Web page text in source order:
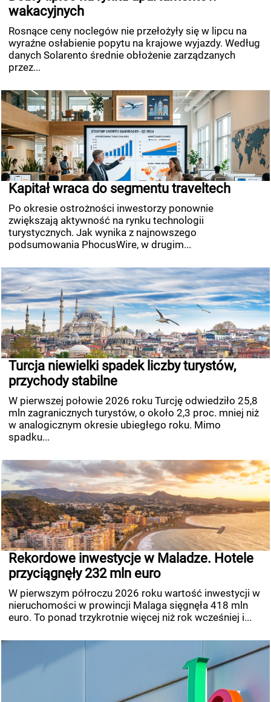
wakacyjnych
Rosnące ceny noclegów nie przełożyły się w lipcu na
wyraźne osłabienie popytu na krajowe wyjazdy. Według
danych Solarento średnie obłożenie zarządzanych
przez...
Kapitał wraca do segmentu traveltech
Po okresie ostrożności inwestorzy ponownie
zwiększają aktywność na rynku technologii
turystycznych. Jak wynika z najnowszego
podsumowania PhocusWire, w drugim...
Turcja niewielki spadek liczby turystów,
przychody stabilne
W pierwszej połowie 2026 roku Turcję odwiedziło 25,8
mln zagranicznych turystów, o około 2,3 proc. mniej niż
w analogicznym okresie ubiegłego roku. Mimo
spadku...
Rekordowe inwestycje w Maladze. Hotele
przyciągnęły 232 mln euro
W pierwszym półroczu 2026 roku wartość inwestycji w
nieruchomości w prowincji Malaga sięgnęła 418 mln
euro. To ponad trzykrotnie więcej niż rok wcześniej i...